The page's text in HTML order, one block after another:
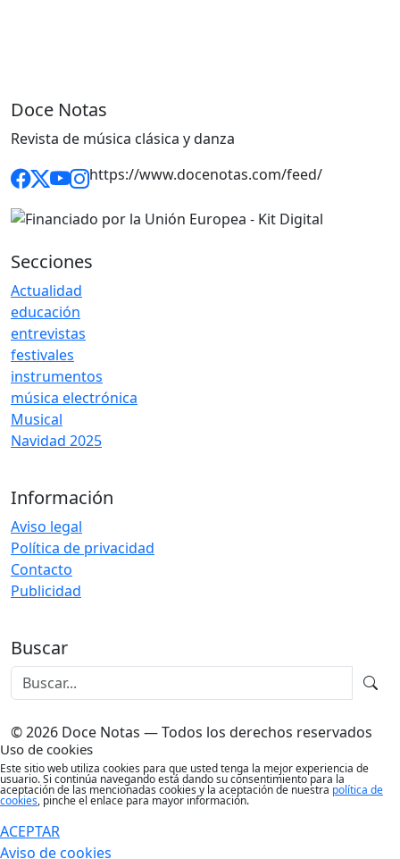
Doce Notas
Revista de música clásica y danza
https://www.docenotas.com/feed/
Secciones
Actualidad
educación
entrevistas
festivales
instrumentos
música electrónica
Musical
Navidad 2025
Información
Aviso legal
Política de privacidad
Contacto
Publicidad
Buscar
© 2026 Doce Notas — Todos los derechos reservados
Uso de cookies
Este sitio web utiliza cookies para que usted tenga la mejor experiencia de
usuario. Si continúa navegando está dando su consentimiento para la
aceptación de las mencionadas cookies y la aceptación de nuestra política de
cookies, pinche el enlace para mayor información.
ACEPTAR
Aviso de cookies